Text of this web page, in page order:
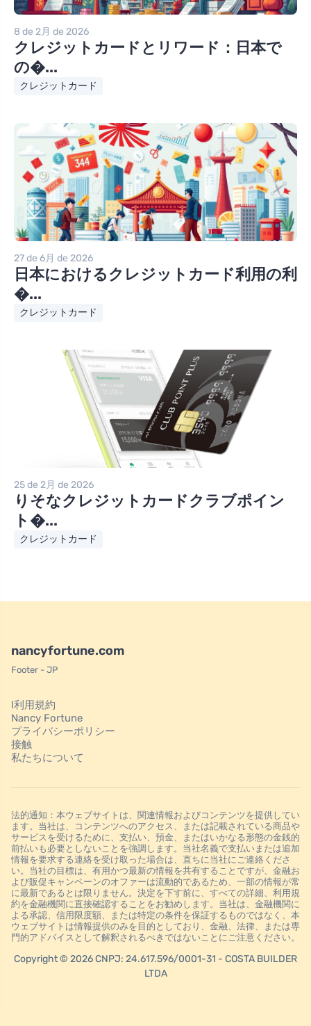
8 de 2月 de 2026
クレジットカードとリワード：日本で
の�...
クレジットカード
27 de 6月 de 2026
日本におけるクレジットカード利用の利
�...
クレジットカード
25 de 2月 de 2026
りそなクレジットカードクラブポイン
ト�...
クレジットカード
nancyfortune.com
Footer - JP
l利用規約
Nancy Fortune
プライバシーポリシー
接触
私たちについて
法的通知：本ウェブサイトは、関連情報およびコンテンツを提供してい
ます。当社は、コンテンツへのアクセス、または記載されている商品や
サービスを受けるために、支払い、預金、またはいかなる形態の金銭的
前払いも必要としないことを強調します。当社名義で支払いまたは追加
情報を要求する連絡を受け取った場合は、直ちに当社にご連絡くださ
い。当社の目標は、有用かつ最新の情報を共有することですが、金融お
よび販促キャンペーンのオファーは流動的であるため、一部の情報が常
に最新であるとは限りません。決定を下す前に、すべての詳細、利用規
約を金融機関に直接確認することをお勧めします。当社は、金融機関に
よる承認、信用限度額、または特定の条件を保証するものではなく、本
ウェブサイトは情報提供のみを目的としており、金融、法律、または専
門的アドバイスとして解釈されるべきではないことにご注意ください。
Copyright © 2026 CNPJ: 24.617.596/0001-31 - COSTA BUILDER
LTDA